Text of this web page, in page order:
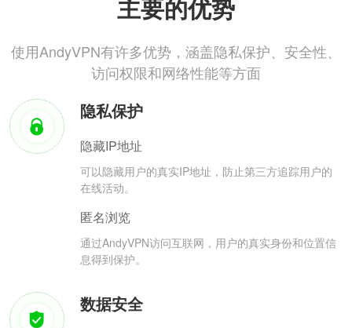
主要的优势
使用AndyVPN有许多优势，涵盖隐私保护、安全性、
访问权限和网络性能等方面
隐私保护
隐藏IP地址
可以隐藏用户的真实IP地址，防止第三方追踪用户的
在线活动。
匿名浏览
通过AndyVPN访问互联网，用户的真实身份和位置信
息得到保护。
数据安全